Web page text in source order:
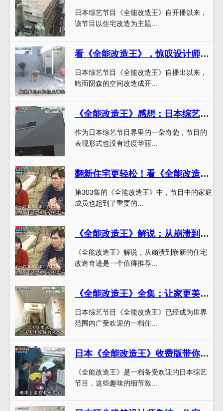
日本综艺节目《全能改造王》自开播以来，
该节目以住宅改造为主题...
看《全能改造王》，惊叹设计师的空间魔法
日本综艺节目《全能改造王》自播出以来，
暗而阴森的空间改造成开...
《全能改造王》感想：日本综艺节目界的突破，让住宅改造变得更简单
作为日本综艺节目界里的一朵奇葩，节目的
表现形式也没有过度华丽...
翻新住宅更轻松！看《全能改造王》303的家庭如何助力创造无与伦比的室内空间
第303集的《全能改造王》中，节目中的家庭
成员也起到了重要的...
《全能改造王》解说：从崩溃到崭新的住宅改造奇迹
《全能改造王》解说，从崩溃到崭新的住宅
改造奇迹是一个值得推荐...
《全能改造王》全集：让家更美，住宅改造必看的节目
日本综艺节目《全能改造王》已经成为世界
范围内广受欢迎的一档住...
日本《全能改造王》收费版带你领略顶尖建筑师的妙手变魔术
《全能改造王》是一档备受欢迎的日本综艺
节目，这些趣味的细节激...